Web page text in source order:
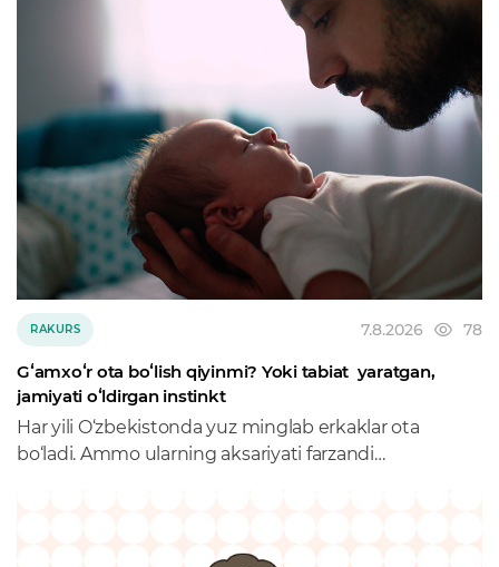
RAKURS 7.8.2026 78
Gʻamxoʻr ota boʻlish qiyinmi? Yoki tabiat yaratgan,
jamiyati oʻldirgan instinkt
Har yili O‘zbekistonda yuz minglab erkaklar ota
bo‘ladi. Ammo ularning aksariyati farzandi